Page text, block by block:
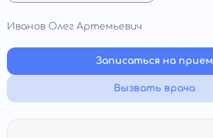
Иванов Олег Артемьевич
Записаться на прием
Вызвать врача